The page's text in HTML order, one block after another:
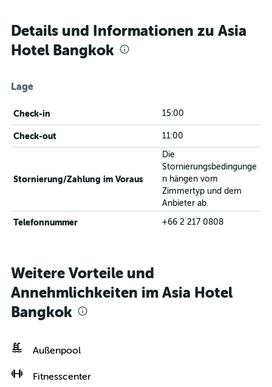
Details und Informationen zu Asia
Hotel Bangkok
Lage
Check-in 15:00
Check-out 11:00
Stornierung/Zahlung im Voraus
Die
Stornierungsbedingunge
n hängen vom
Zimmertyp und dem
Anbieter ab.
Telefonnummer +66 2 217 0808
Weitere Vorteile und
Annehmlichkeiten im Asia Hotel
Bangkok
Außenpool
Fitnesscenter